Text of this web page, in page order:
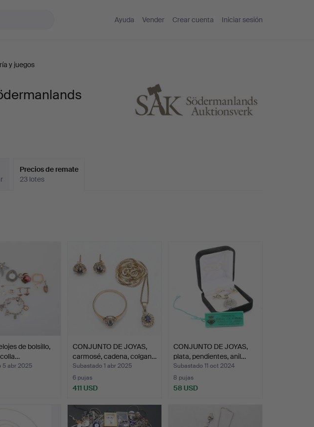
Ayuda Vender Crear cuenta Iniciar sesión
y juegos
Precios de remate
23 lotes
de bolsillo,
5 abr 2025
CONJUNTO DE JOYAS,
carmosé, cadena, colgan…
Subastado 1 abr 2025
6 pujas
411 USD
CONJUNTO DE JOYAS,
plata, pendientes, anil…
Subastado 11 oct 2024
8 pujas
58 USD